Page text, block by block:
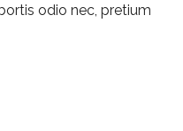
odio nec, pretium